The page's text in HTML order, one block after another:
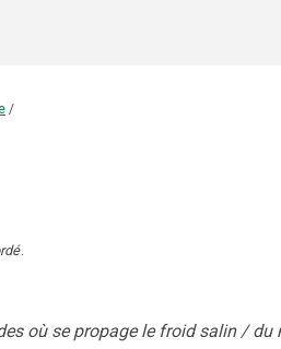
/
.
où se propage le froid salin /